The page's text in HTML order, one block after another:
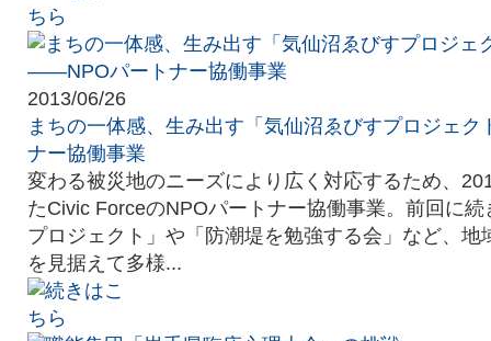
2013/06/26
まちの一体感、生み出す「気仙沼ゑびすプロジェ
ナー協働事業
変わる被災地のニーズにより広く対応するため、
たCivic ForceのNPOパートナー協働事業。前回に
プロジェクト」や「防潮堤を勉強する会」など、地
を見据えて多様...